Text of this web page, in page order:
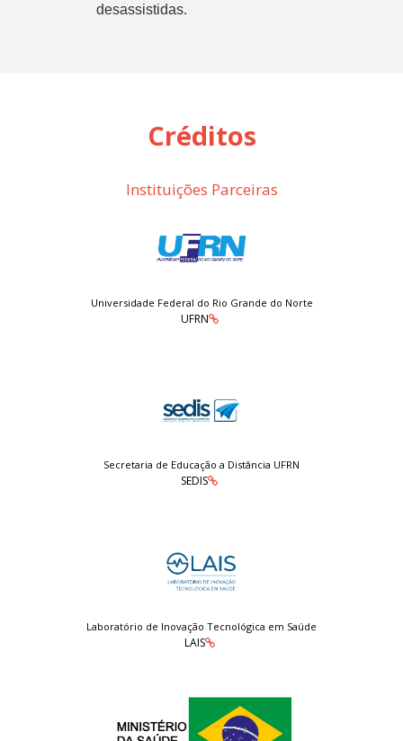
desassistidas.
Créditos
Instituições Parceiras
Universidade Federal do Rio Grande do Norte
UFRN
Secretaria de Educação a Distância UFRN
SEDIS
Laboratório de Inovação Tecnológica em Saúde
LAIS